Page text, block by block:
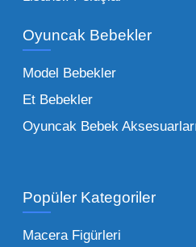
toptan tedariği
figürlerden geleneksel
her şeyi
İşletmeler için toptan
Oyuncak Bebekler
Model Bebekler
Et Bebekler
Oyuncak Bebek
Popüler Kategoriler
Macera Figürleri